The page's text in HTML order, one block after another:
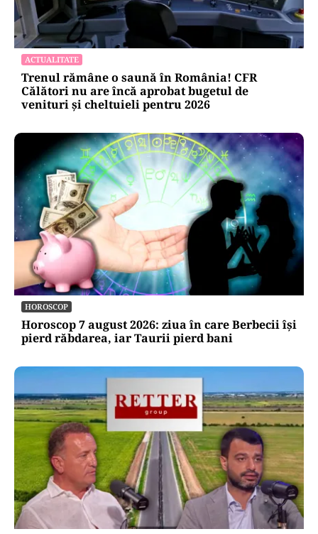
ACTUALITATE
Trenul rămâne o saună în România! CFR
Călători nu are încă aprobat bugetul de
venituri și cheltuieli pentru 2026
HOROSCOP
Horoscop 7 august 2026: ziua în care Berbecii își
pierd răbdarea, iar Taurii pierd bani